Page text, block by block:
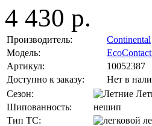
4 430 р.
Производитель:
Continental
Модель:
Артикул:
10052387
Доступно к заказу:
Нет в
Сезон:
Шипованность:
нешип
Тип ТС: